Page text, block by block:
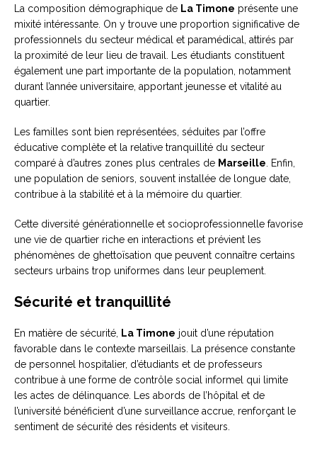
La composition démographique de La Timone présente une
mixité intéressante. On y trouve une proportion significative de
professionnels du secteur médical et paramédical, attirés par
la proximité de leur lieu de travail. Les étudiants constituent
également une part importante de la population, notamment
durant l’année universitaire, apportant jeunesse et vitalité au
quartier.
Les familles sont bien représentées, séduites par l’offre
éducative complète et la relative tranquillité du secteur
comparé à d’autres zones plus centrales de Marseille. Enfin,
une population de seniors, souvent installée de longue date,
contribue à la stabilité et à la mémoire du quartier.
Cette diversité générationnelle et socioprofessionnelle favorise
une vie de quartier riche en interactions et prévient les
phénomènes de ghettoïsation que peuvent connaître certains
secteurs urbains trop uniformes dans leur peuplement.
Sécurité et tranquillité
En matière de sécurité, La Timone jouit d’une réputation
favorable dans le contexte marseillais. La présence constante
de personnel hospitalier, d’étudiants et de professeurs
contribue à une forme de contrôle social informel qui limite
les actes de délinquance. Les abords de l’hôpital et de
l’université bénéficient d’une surveillance accrue, renforçant le
sentiment de sécurité des résidents et visiteurs.